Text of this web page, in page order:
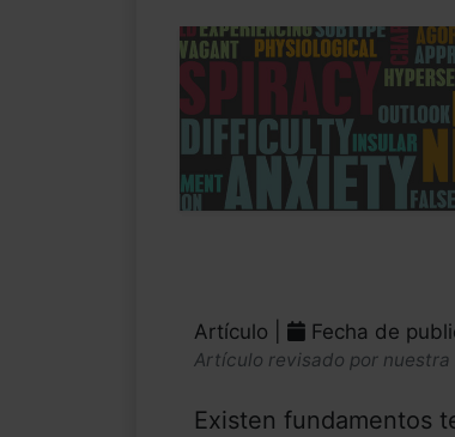
Artículo | Fecha de
Artículo revisado por
Existen fundamentos